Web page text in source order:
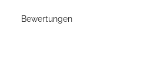
Bewertungen